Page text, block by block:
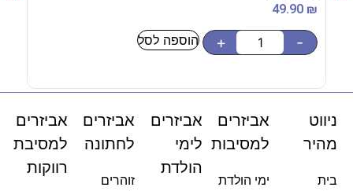
49.90 ₪
-
+ הוספה לסל
ניווט
מהיר
בית
אביזרים
למסיבות
ימי הולדת
אביזרים
לימי
הולדת
אביזרים
לחתונה
זוהרים
אביזרים
למסיבת
רווקות